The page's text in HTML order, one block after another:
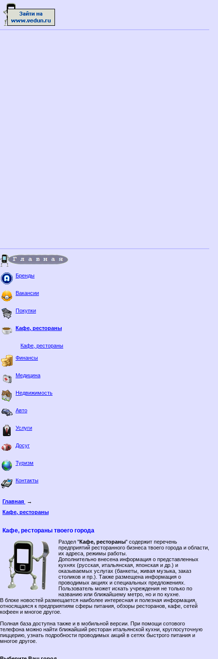
Бренды
Вакансии
Покупки
Кафе, рестораны
Кафе, рестораны
Финансы
Медицина
Недвижимость
Авто
Услуги
Досуг
Туризм
Контакты
Главная
→
Кафе, рестораны
Кафе, рестораны твоего города
Раздел "Кафе, рестораны" содержит перечень
предприятий ресторанного бизнеса твоего города и области,
их адреса, режимы работы.
Дополнительно внесена информация о представленных
кухнях (русская, итальянская, японская и др.) и
оказываемых услугах (банкеты, живая музыка, заказ
столиков и пр.). Также размещена информация о
проводимых акциях и специальных предложениях.
Пользователь может искать учреждения не только по
названию или ближайшему метро, но и по кухне.
В блоке новостей размещается наиболее интересная и полезная информация,
относящаяся к предприятиям сферы питания, обзоры ресторанов, кафе, сетей
кофеен и многое другое.
Полная база доступна также и в мобильной версии. При помощи сотового
телефона можно найти ближайший ресторан итальянской кухни, круглосуточную
пиццерию, узнать подробности проводимых акций в сетях быстрого питания и
многое другое.